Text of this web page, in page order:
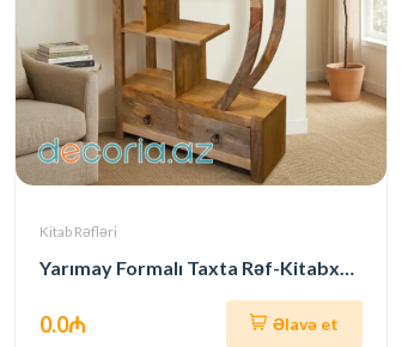
Kitab Rəfləri
Yarımay Formalı Taxta Rəf-Kitabxana
0.0₼ Əlavə et